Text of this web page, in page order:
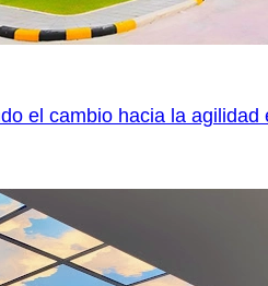
el cambio hacia la agilidad